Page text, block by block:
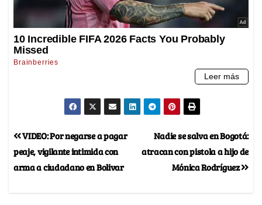
Nadie se salva en Bogotá:
atracan con pistola a hijo de
Mónica Rodríguez
VIDEO: Por negarse a pagar
peaje, vigilante intimida con
arma a ciudadano en Bolivar